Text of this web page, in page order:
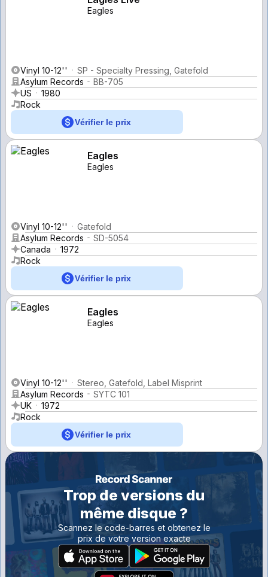
Eagles
Vinyl 10-12''
SP - Specialty Pressing, Gatefold
Asylum Records
BB-705
US
1980
Rock
Vérifier le prix
Eagles
Eagles
Vinyl 10-12''
Gatefold
Asylum Records
SD-5054
Canada
1972
Rock
Vérifier le prix
Eagles
Eagles
Vinyl 10-12''
Stereo, Gatefold, Label Misprint
Asylum Records
SYTC 101
UK
1972
Rock
Vérifier le prix
Trop de versions du
même disque ?
Scannez le code-barres et obtenez le
prix de votre version exacte